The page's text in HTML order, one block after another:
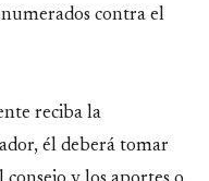
contra el
reciba la
él deberá tomar